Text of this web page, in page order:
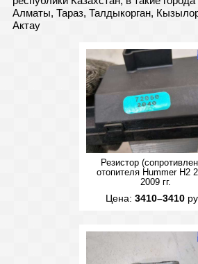
Алматы, Тараз, Талдыкорган,
Актау
Резистор
отопителя Hummer H2
2009 гг.
Цена: 3410–3410